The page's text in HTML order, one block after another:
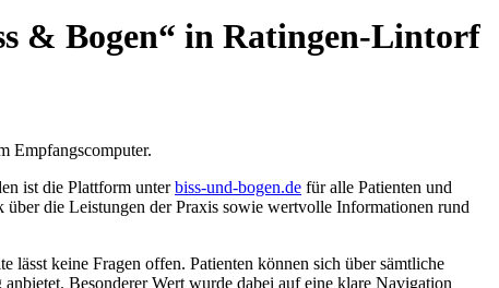
& Bogen“ in Ratingen-Lintorf
ist die Plattform unterbiss-und-bogen.de für alle Patienten und
die Leistungen der Praxis sowie wertvolle Informationen rund
keine Fragen offen. Patienten können sich über sämtliche
Besonderer Wert wurde dabei auf eine klare Navigation